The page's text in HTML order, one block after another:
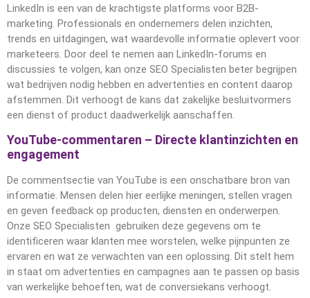
LinkedIn is een van de krachtigste platforms voor B2B-
marketing. Professionals en ondernemers delen inzichten,
trends en uitdagingen, wat waardevolle informatie oplevert voor
marketeers. Door deel te nemen aan LinkedIn-forums en
discussies te volgen, kan onze SEO Specialisten beter begrijpen
wat bedrijven nodig hebben en advertenties en content daarop
afstemmen. Dit verhoogt de kans dat zakelijke besluitvormers
een dienst of product daadwerkelijk aanschaffen.
YouTube-commentaren – Directe klantinzichten en
engagement
De commentsectie van YouTube is een onschatbare bron van
informatie. Mensen delen hier eerlijke meningen, stellen vragen
en geven feedback op producten, diensten en onderwerpen.
Onze SEO Specialisten gebruiken deze gegevens om te
identificeren waar klanten mee worstelen, welke pijnpunten ze
ervaren en wat ze verwachten van een oplossing. Dit stelt hem
in staat om advertenties en campagnes aan te passen op basis
van werkelijke behoeften, wat de conversiekans verhoogt.